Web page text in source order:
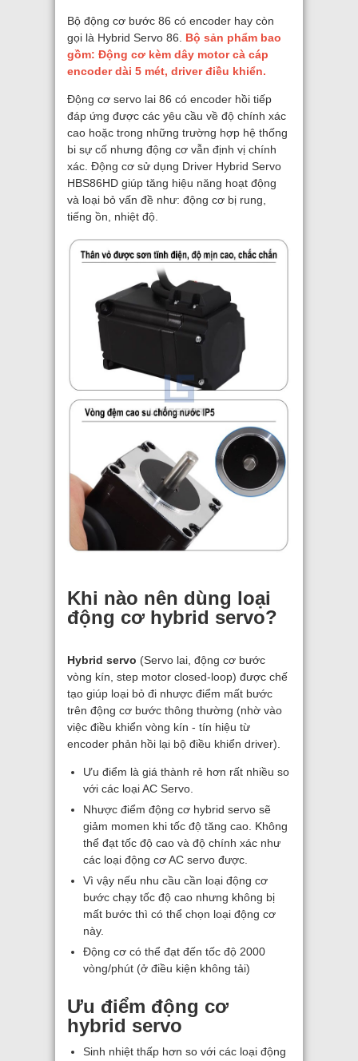
Bộ động cơ bước 86 có encoder hay còn
gọi là Hybrid Servo 86. Bộ sản phẩm bao
gồm: Động cơ kèm dây motor cà cáp
encoder dài 5 mét, driver điều khiển.
Động cơ servo lai 86 có encoder hồi tiếp
đáp ứng được các yêu cầu về độ chính xác
cao hoặc trong những trường hợp hệ thống
bi sự cố nhưng động cơ vẫn định vị chính
xác. Động cơ sử dụng Driver Hybrid Servo
HBS86HD giúp tăng hiệu năng hoạt động
và loại bỏ vấn đề như: động cơ bị rung,
tiếng ồn, nhiệt độ.
Khi nào nên dùng loại
động cơ hybrid servo?
Hybrid servo (Servo lai, động cơ bước
vòng kín, step motor closed-loop) được chế
tạo giúp loại bỏ đi nhược điểm mất bước
trên động cơ bước thông thường (nhờ vào
việc điều khiển vòng kín - tín hiệu từ
encoder phản hồi lại bộ điều khiển driver).
Ưu điểm là giá thành rẻ hơn rất nhiều so
với các loại AC Servo.
Nhược điểm động cơ hybrid servo sẽ
giảm momen khi tốc độ tăng cao. Không
thể đạt tốc độ cao và độ chính xác như
các loại động cơ AC servo được.
Vì vậy nếu nhu cầu cần loại động cơ
bước chạy tốc độ cao nhưng không bị
mất bước thì có thể chọn loại động cơ
này.
Động cơ có thể đạt đến tốc độ 2000
vòng/phút (ở điều kiện không tải)
Ưu điểm động cơ
hybrid servo
Sinh nhiệt thấp hơn so với các loại động